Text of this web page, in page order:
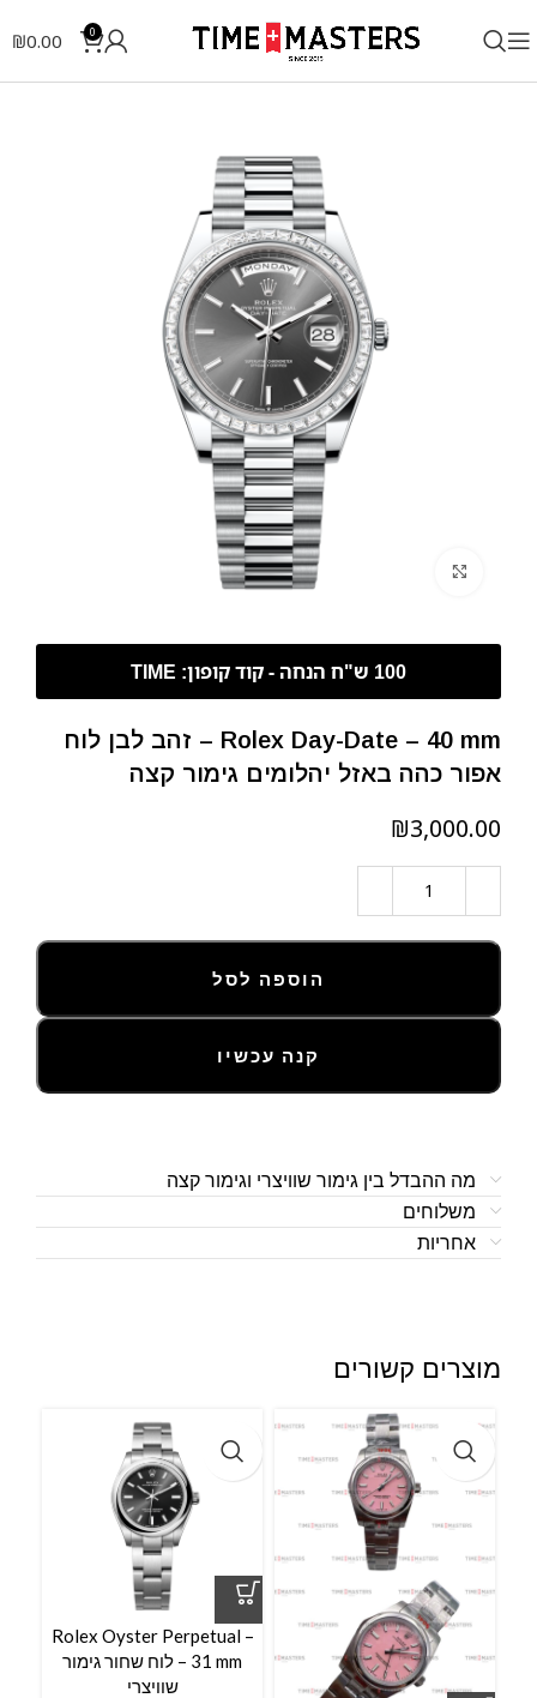
0
₪0.00
Rolex Day-Date – 40 mm – זהב לבן לוח
אפור כהה באזל יהלומים גימור קצה
₪
הוספה לסל
קנה עכשיו
מה ההבדל בין גימור שוויצרי וגימור קצה
משלוחים
אחריות
מוצרים קשורים
Rolex Oyster Perpetual –
31 mm – לוח שחור גימור
שוויצרי